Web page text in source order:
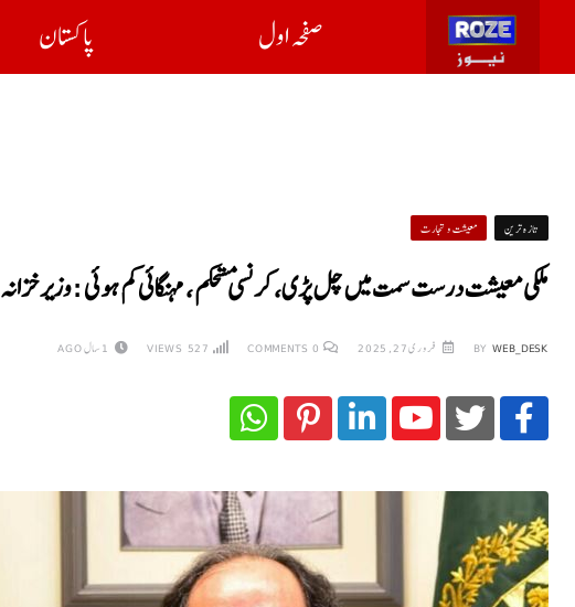
صفحہ اول پاکستان
تازہ ترین معیشت و تجارت
ملکی معیشت درست سمت میں چل پڑی، کرنسی مستحکم ، مہنگائی کم ہوئی : وزیر خزانہ
BY WEB_DESK فروری 27, 2025 0
COMMENTS
527 1 سال AGO